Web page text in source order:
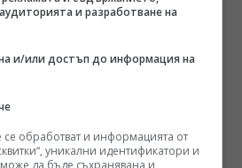
глобалната икономика:
и неговият
прилагат, е коренно
панаири от
и разработване на
и/или достъп до информация на
обработват и информацията от
уникални идентификатори и
да бъде съхранявана и